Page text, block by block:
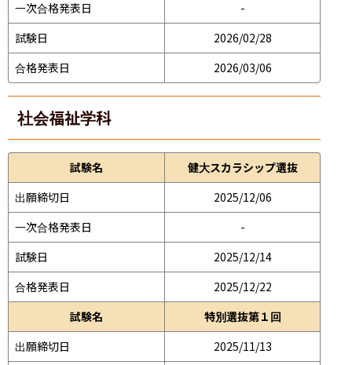
一次合格発表日
-
試験日
2026/02/28
合格発表日
2026/03/06
社会福祉学科
試験名
健大スカラシップ選抜
出願締切日
2025/12/06
一次合格発表日
-
試験日
2025/12/14
合格発表日
2025/12/22
試験名
特別選抜第１回
出願締切日
2025/11/13